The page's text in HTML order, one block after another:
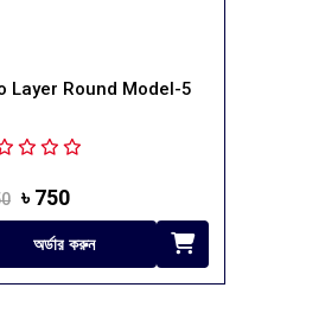
Layer Round Model-6
৳ 750
অর্ডার করুন